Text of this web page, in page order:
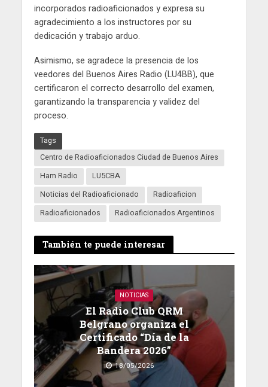
incorporados radioaficionados y expresa su
agradecimiento a los instructores por su
dedicación y trabajo arduo.
Asimismo, se agradece la presencia de los
veedores del Buenos Aires Radio (LU4BB), que
certificaron el correcto desarrollo del examen,
garantizando la transparencia y validez del
proceso.
Tags
Centro de Radioaficionados Ciudad de Buenos Aires
Ham Radio
LU5CBA
Noticias del Radioaficionado
Radioaficion
Radioaficionados
Radioaficionados Argentinos
También te puede interesar
NOTICIAS
El Radio Club QRM
Belgrano organiza el
Certificado “Día de la
Bandera 2026”
18/05/2026